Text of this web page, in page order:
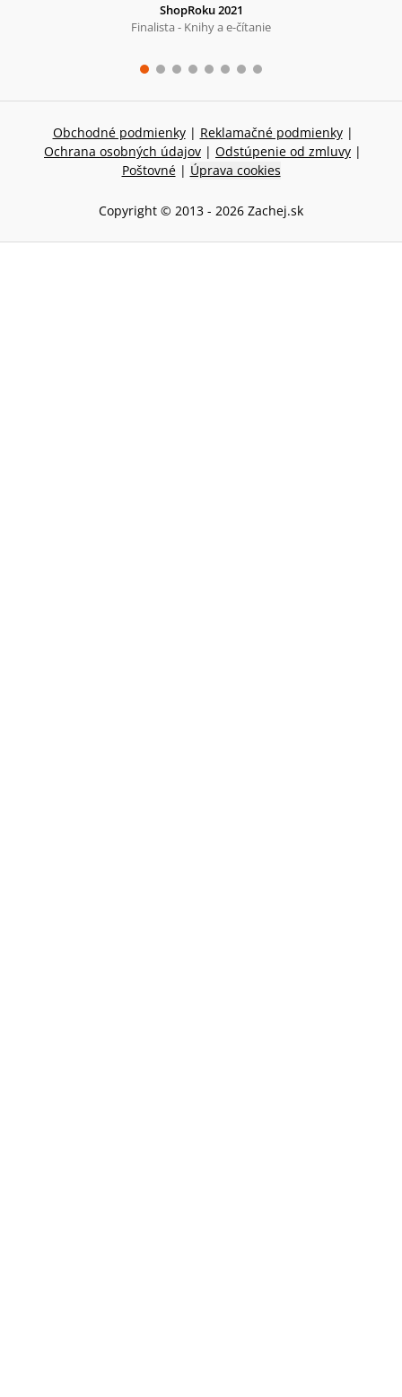
ShopRoku 2021
Finalista - Knihy a e-čítanie
Obchodné podmienky | Reklamačné podmienky |
Ochrana osobných údajov | Odstúpenie od zmluvy |
Poštovné | Úprava cookies
Copyright © 2013 - 2026 Zachej.sk